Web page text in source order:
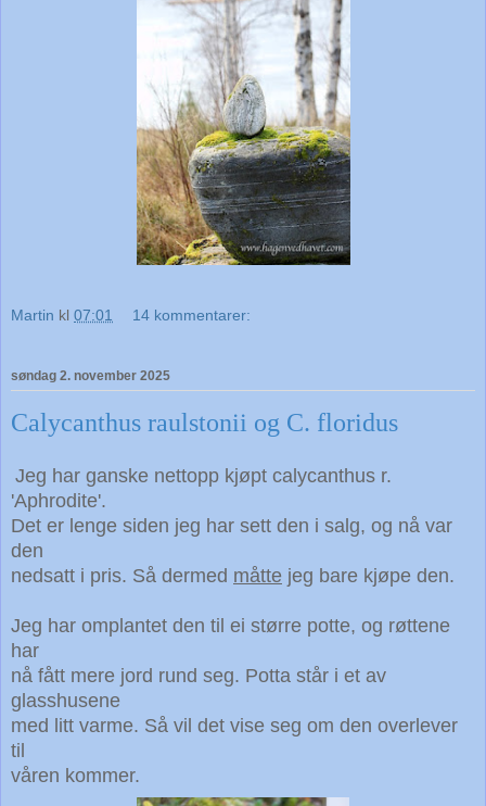
Martin kl 07:01 14 kommentarer:
søndag 2. november 2025
Calycanthus raulstonii og C. floridus
Jeg har ganske nettopp kjøpt calycanthus r.
'Aphrodite'.
Det er lenge siden jeg har sett den i salg, og nå var
den
nedsatt i pris. Så dermed måtte jeg bare kjøpe den.
Jeg har omplantet den til ei større potte, og røttene
har
nå fått mere jord rund seg. Potta står i et av
glasshusene
med litt varme. Så vil det vise seg om den overlever
til
våren kommer.